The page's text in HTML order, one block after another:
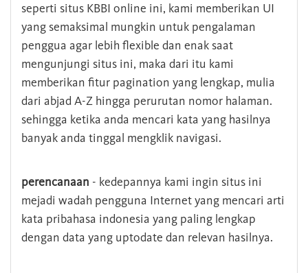
seperti situs KBBI online ini, kami memberikan UI
yang semaksimal mungkin untuk pengalaman
penggua agar lebih flexible dan enak saat
mengunjungi situs ini, maka dari itu kami
memberikan fitur pagination yang lengkap, mulia
dari abjad A-Z hingga perurutan nomor halaman.
sehingga ketika anda mencari kata yang hasilnya
banyak anda tinggal mengklik navigasi.
perencanaan - kedepannya kami ingin situs ini
mejadi wadah pengguna Internet yang mencari arti
kata pribahasa indonesia yang paling lengkap
dengan data yang uptodate dan relevan hasilnya.